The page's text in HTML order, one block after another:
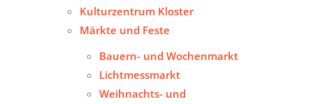
Kulturzentrum Kloster
Märkte und Feste
Bauern- und Wochenmarkt
Lichtmessmarkt
Weihnachts- und